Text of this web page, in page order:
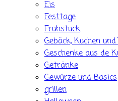
Eis
Festtage
Frühstück
Gebäck, Kuchen
Geschenke aus de
Getränke
Gewürze und Basics
grillen